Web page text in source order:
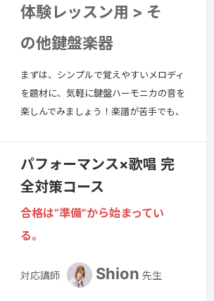
体験レッスン用 > そ
の他鍵盤楽器
まずは、シンプルで覚えやすいメロディ
を題材に、気軽に鍵盤ハーモニカの音を
楽しんでみましょう！楽譜が苦手でも、
続きを見る »
パフォーマンス×歌唱 完
全対策コース
合格は“準備”から始まってい
る。
対応講師 Shion 先生